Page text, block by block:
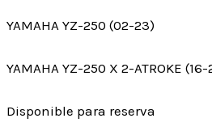
YAMAHA YZ-250 (02-23)
YAMAHA YZ-250 X 2-ATROKE
Disponible para reserva